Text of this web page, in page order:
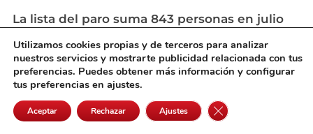
La lista del paro suma 843 personas en julio
en Castilla-La Mancha, que registra 114.696
desempleados
agosto 4, 2026
Utilizamos cookies propias y de terceros para analizar
nuestros servicios y mostrarte publicidad relacionada con tus
preferencias. Puedes obtener más información y configurar
tus preferencias en ajustes.
Aceptar Rechazar Ajustes Cerrar el banner de